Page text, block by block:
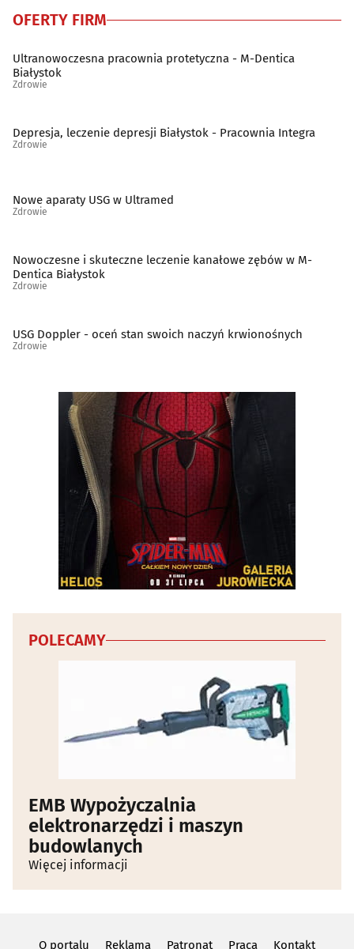
młodzieży(14)
Poradnie różne - pozostałe(45)
Protetyczne usługi
Psychiatria, psychologia, psychoterapia(82)
Reumatologia(11)
Stomatologia (182)
Szkoły rodzenia (5)
Wenerologia (1)
OFERTY FIRM
Ultranowoczesna pracownia protetyczna - M-Dentica
Białystok
Zdrowie
Depresja, leczenie depresji Białystok - Pracownia Integra
Zdrowie
Nowe aparaty USG w Ultramed
Zdrowie
Nowoczesne i skuteczne leczenie kanałowe zębów w M-
Dentica Białystok
Zdrowie
USG Doppler - oceń stan swoich naczyń krwionośnych
Zdrowie
POLECAMY
EMB Wypożyczalnia
elektronarzędzi i maszyn
budowlanych
Więcej informacji
O portalu Reklama Patronat Praca Kontakt